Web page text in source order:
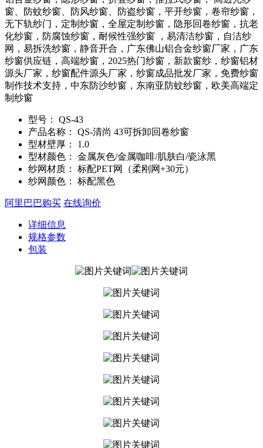
窗、防蚊纱窗、防风纱窗、防盗纱窗，平开纱窗，卷帘纱窗，
无下轨纱门，定制纱窗，全屋定制纱窗，隐形回卷纱窗，抗老
化纱窗，防腐蚀纱窗，耐候性强纱窗 ，易清洁纱窗，自洁纱
网，易拆洗纱窗，静音开合，广东佛山铝合金纱窗厂家，广东
纱窗供应链，高端纱窗，2025热门纱窗，新款窗纱，纱窗铝材
源头厂家，纱窗配件源头厂家，纱窗成品批发厂家，免费纱窗
制作技术支持，中东防沙纱窗，东南亚防蚊纱窗，欧美高端定
制纱窗
型号：
QS-43
产品名称：
QS-清尚 43可拆卸回卷纱窗
型材壁厚：
1.0
型材颜色：
金属灰色/金属咖啡/肌肤白/瓷泳黑
纱网材质：
标配PET网（柔刚网+30元）
纱网颜色：
标配黑色
阿里巴巴购买 在线询价
详细信息
规格参数
包装